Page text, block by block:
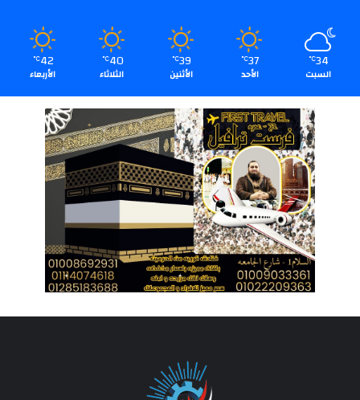
34
℃
السبت
37
℃
الأحد
39
℃
الأثنين
40
℃
الثلاثاء
42
℃
الأربعاء